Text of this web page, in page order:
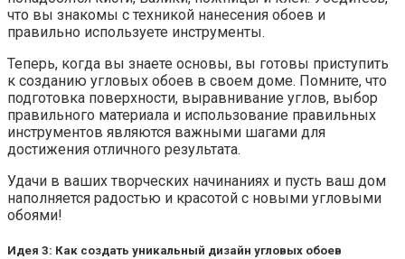
что вы знакомы с техникой нанесения обоев и
правильно используете инструменты.
Теперь, когда вы знаете основы, вы готовы приступить
к созданию угловых обоев в своем доме. Помните, что
подготовка поверхности, выравнивание углов, выбор
правильного материала и использование правильных
инструментов являются важными шагами для
достижения отличного результата.
Удачи в ваших творческих начинаниях и пусть ваш дом
наполняется радостью и красотой с новыми угловыми
обоями!
Идея 3: Как создать уникальный дизайн угловых обоев